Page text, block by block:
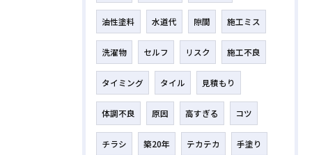
油性塗料 水道代 隙間 施工ミス
洗濯物 セルフ リスク 施工不良
タイミング タイル 見積もり
体調不良 原因 高すぎる コツ
チラシ 築20年 テカテカ 手塗り